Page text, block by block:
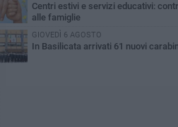
Centri estivi e servizi educativi:
alle famiglie
GIOVEDÌ 6 AGOSTO
In Basilicata arrivati 61 nuovi